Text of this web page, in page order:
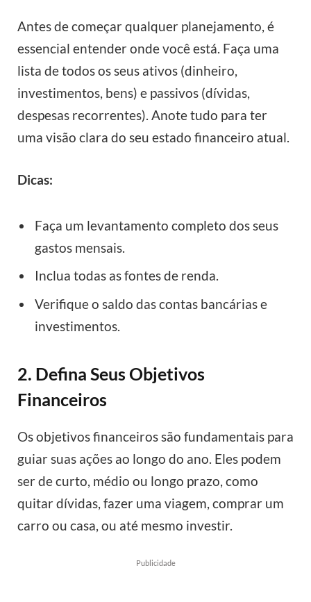
Antes de começar qualquer planejamento, é
essencial entender onde você está. Faça uma
lista de todos os seus ativos (dinheiro,
investimentos, bens) e passivos (dívidas,
despesas recorrentes). Anote tudo para ter
uma visão clara do seu estado financeiro atual.
Dicas:
Faça um levantamento completo dos seus
gastos mensais.
Inclua todas as fontes de renda.
Verifique o saldo das contas bancárias e
investimentos.
2. Defina Seus Objetivos
Financeiros
Os objetivos financeiros são fundamentais para
guiar suas ações ao longo do ano. Eles podem
ser de curto, médio ou longo prazo, como
quitar dívidas, fazer uma viagem, comprar um
carro ou casa, ou até mesmo investir.
Publicidade